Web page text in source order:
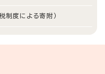
制度による寄附）